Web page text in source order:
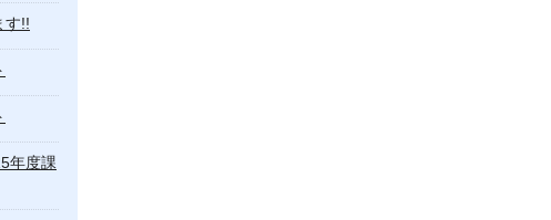
す!!
年度課